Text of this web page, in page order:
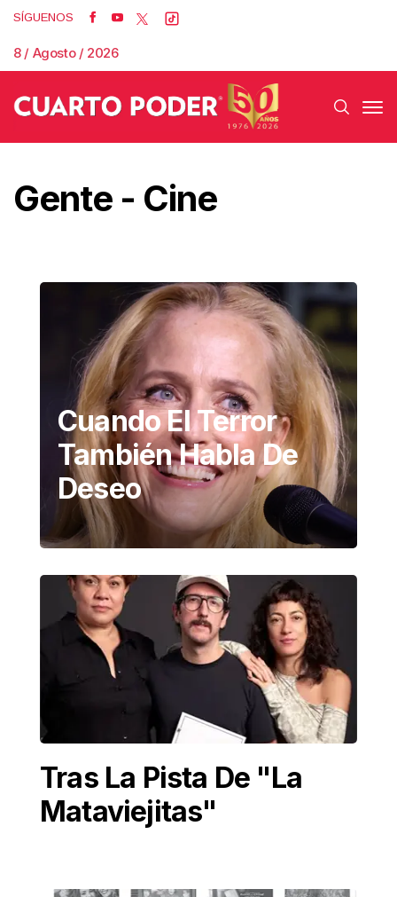
SÍGUENOS
8 / Agosto / 2026
Gente - Cine
Cuando El Terror
También Habla De
Deseo
Tras La Pista De "La
Mataviejitas"